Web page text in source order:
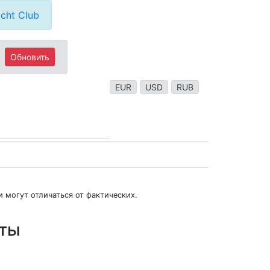
Club
Обновить
EUR USD RUB
отличаться от фактических.